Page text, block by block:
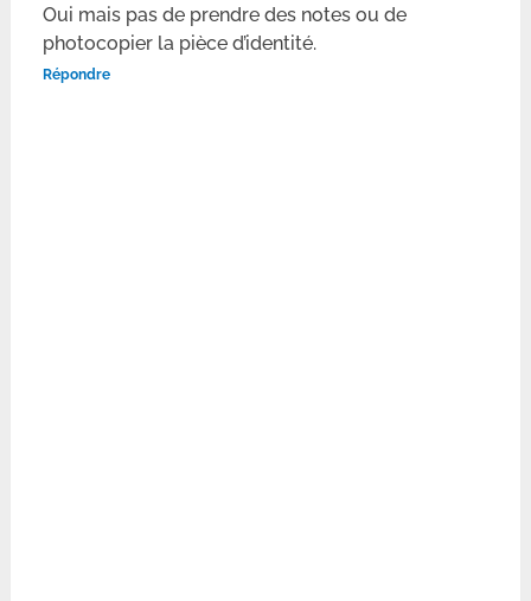
Oui mais pas de prendre des notes ou de
photocopier la pièce d’identité.
Répondre